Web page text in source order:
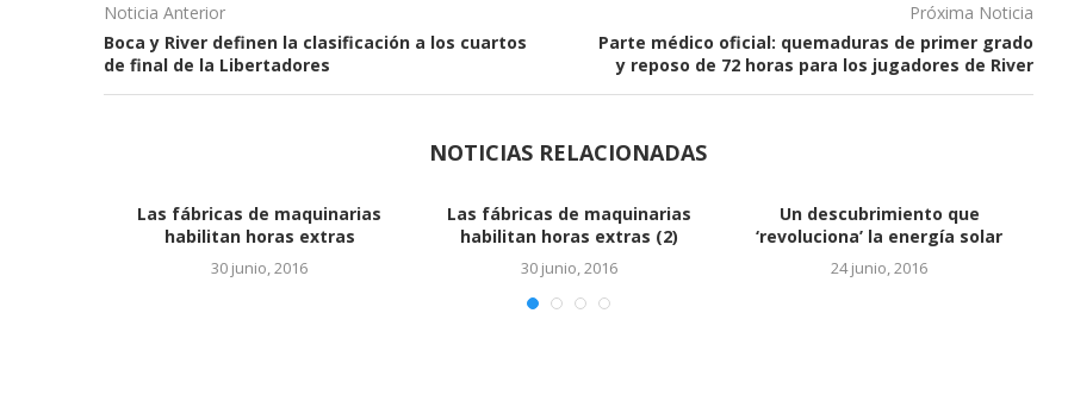
Noticia Anterior
Boca y River definen la clasificación a los cuartos
de final de la Libertadores
Próxima Noticia
Parte médico oficial: quemaduras de primer grado
y reposo de 72 horas para los jugadores de River
NOTICIAS RELACIONADAS
Ya es oficial el acuerdo con
Monsanto
24 junio, 2016
Vinculan a hijos de Báez con
cuentas en...
24 junio, 2016